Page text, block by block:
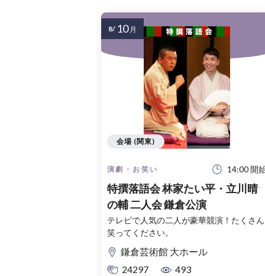
演劇・お笑い 14:00 開
特撰落語会 林家たい平・立川晴
の輔 二人会 鎌倉公演
テレビで人気の二人が豪華競演！たくさん
笑ってください。
鎌倉芸術館 大ホール
24297
493
会場 (関東)
8/ 10 月